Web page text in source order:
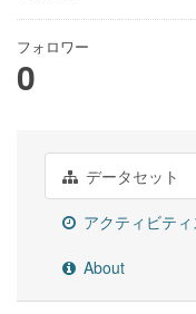
フォロワー
0
データセット
アクティビテ
About